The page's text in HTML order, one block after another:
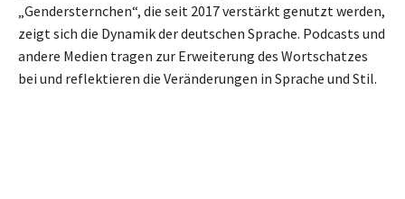
„Gendersternchen“, die seit 2017 verstärkt genutzt werden,
zeigt sich die Dynamik der deutschen Sprache. Podcasts und
andere Medien tragen zur Erweiterung des Wortschatzes
bei und reflektieren die Veränderungen in Sprache und Stil.